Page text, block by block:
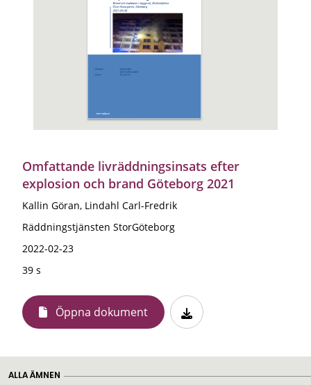
Omfattande livräddningsinsats efter
explosion och brand Göteborg 2021
Kallin Göran, Lindahl Carl-Fredrik
Räddningstjänsten StorGöteborg
2022-02-23
39 s
Öppna dokument
ALLA ÄMNEN